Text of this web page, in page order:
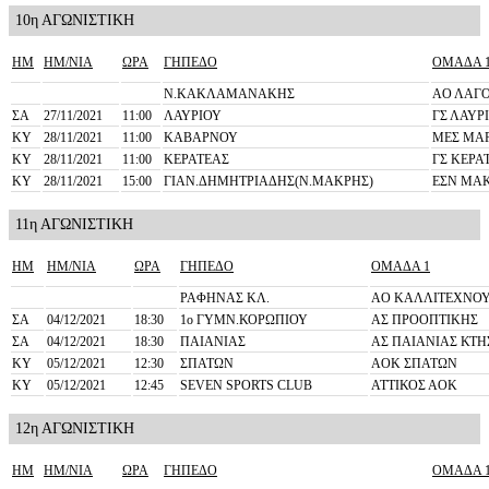
10η ΑΓΩΝΙΣΤΙΚΗ
ΗΜ ΗΜ/ΝΙΑ ΩΡΑ ΓΗΠΕΔΟ ΟΜΑΔΑ
Ν.ΚΑΚΛΑΜΑΝΑΚΗΣ
ΑΟ
ΣΑ
27/11/2021 11:00 ΛΑΥΡΙΟΥ
ΓΣ
ΚΥ
28/11/2021 11:00 ΚΑΒΑΡΝΟΥ
ΜΕΣ
ΚΥ
28/11/2021 11:00 ΚΕΡΑΤΕΑΣ
ΓΣ
ΚΥ
28/11/2021 15:00 ΓΙΑΝ.ΔΗΜΗΤΡΙΑΔΗΣ(Ν.ΜΑΚΡΗΣ) ΕΣΝ
11η ΑΓΩΝΙΣΤΙΚΗ
ΗΜ ΗΜ/ΝΙΑ ΩΡΑ ΓΗΠΕΔΟ ΟΜΑΔΑ 1
ΡΑΦΗΝΑΣ ΚΛ.
ΑΟ
ΣΑ
04/12/2021 18:30 1o ΓΥΜΝ.ΚΟΡΩΠΙΟΥ
ΑΣ ΠΡΟΟΠΤΙΚΗΣ
ΣΑ
04/12/2021 18:30 ΠΑΙΑΝΙΑΣ
ΑΣ ΠΑΙΑΝΙΑΣ
ΚΥ
05/12/2021 12:30 ΣΠΑΤΩΝ
ΑΟΚ ΣΠΑΤΩΝ
ΚΥ
05/12/2021 12:45 SEVEN SPORTS CLUB ΑΤΤΙΚΟΣ ΑΟΚ
12η ΑΓΩΝΙΣΤΙΚΗ
ΗΜ ΗΜ/ΝΙΑ ΩΡΑ ΓΗΠΕΔΟ ΟΜΑΔΑ